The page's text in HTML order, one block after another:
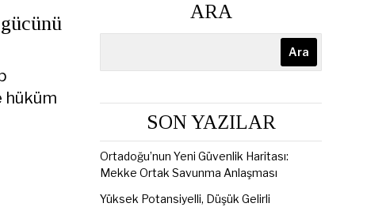
hüküm
ARA
Ara
SON YAZILAR
Ortadoğu’nun Yeni Güvenlik Haritası:
Mekke Ortak Savunma Anlaşması
Yüksek Potansiyelli, Düşük Gelirli